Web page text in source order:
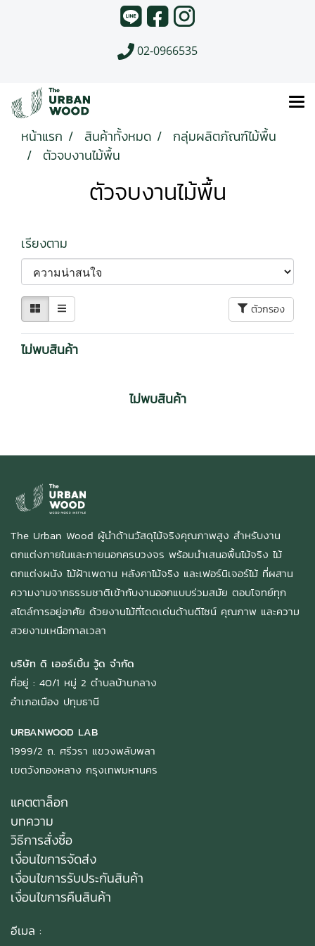
02-0966535
หน้าแรก สินค้าทั้งหมด
กลุ่มผลิตภัณฑ์ไม้พื้น
ตัวจบงานไม้พื้น
ตัวจบงานไม้พื้น
เรียงตาม
ตัวกรอง
ไม่พบสินค้า
ไม่พบสินค้า
The Urban Wood ผู้นำด้านวัสดุไม้จริงคุณภาพสูง สำหรับงาน
ตกแต่งภายในและภายนอกครบวงจร พร้อมนำเสนอพื้นไม้จริง ไม้
ตกแต่งผนัง ไม้ฝ้าเพดาน หลังคาไม้จริง และเฟอร์นิเจอร์ไม้ ที่ผสาน
ความงามจากธรรมชาติเข้ากับงานออกแบบร่วมสมัย ตอบโจทย์ทุก
สไตล์การอยู่อาศัย ด้วยงานไม้ที่โดดเด่นด้านดีไซน์ คุณภาพ และความ
สวยงามเหนือกาลเวลา
บริษัท ดิ เออร์เบิ้น วู้ด จำกัด
ที่อยู่ : 40/1 หมู่ 2 ตำบลบ้านกลาง
อำเภอเมือง ปทุมธานี
URBANWOOD LAB
1999/2 ถ. ศรีวรา แขวงพลับพลา
เขตวังทองหลาง กรุงเทพมหานคร
แคตตาล็อก
บทความ
วิธีการสั่งซื้อ
เงื่อนไขการจัดส่ง
เงื่อนไขการรับประกันสินค้า
เงื่อนไขการคืนสินค้า
อีเมล :